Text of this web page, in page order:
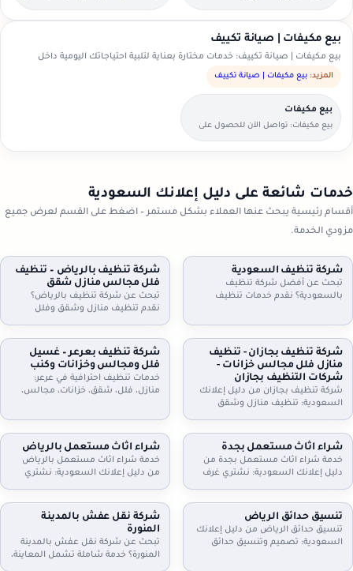
لتسهيل اختيار مقدم الخدمة.
بخطوات بسيطة وواضحة.
بيع مكيفات | صيانة تكييف
بيع مكيفات | صيانة تكييف: خدمات مختارة بعناية لتلبية احتياجاتك اليومية داخل
السعودية.
المزيد: بيع مكيفات | صيانة تكييف
بيع مكيفات
بيع مكيفات: تواصل الآن للحصول على
عرض سعر مناسب.
خدمات شائعة على دليل إعلانك السعودية
أقسام رئيسية يبحث عنها العملاء بشكل مستمر – اضغط على القسم لعرض جميع
مزودي الخدمة.
شركة تنظيف السعودية
تبحث عن أفضل شركة تنظيف
بالسعودية؟ نقدم خدمات تنظيف
تنافسية. اطلب خدمتك الآن!
شركة تنظيف بالرياض – تنظيف
فلل مجالس منازل شقق
تبحث عن شركة تنظيف بالرياض؟
نقدم تنظيف منازل وشقق وفلل
وعقود دورية للمنازل والمكاتب. اطلب
تقييمًا مجانيًا وتفاصيل السعر حسب
المساحة والخدمة.
شركة تنظيف بجازان - تنظيف
منازل فلل مجالس خزانات -
شركات التنظيف بجازان
شركة تنظيف بجازان من دليل إعلانك
السعودية: تنظيف منازل وشقق
وتعقيم الخزانات. خدمة مرنة وزيارات
دورية وعقود للمنشآت. اتصل الآن
لحجز الموعد.
شركة تنظيف بعرعر – غسيل
فلل ومجالس وخزانات وكنب
خدمات تنظيف احترافية في عرعر:
منازل، فلل، شقق، خزانات، مجالس،
شراء اثاث مستعمل بجدة
خدمة شراء اثاث مستعمل بجدة من
دليل إعلانك السعودية: نشتري غرف
وتقييم عادل، فك ونقل سريع،
واستلام فوري. تواصل الآن لتحديد
الموعد.
شراء اثاث مستعمل بالرياض
خدمة شراء اثاث مستعمل بالرياض
من دليل إعلانك السعودية: نشتري
مكاتب، ومحتويات شقق وفلل كاملة.
معاينة وتقييم عادل، فك ونقل،
واستلام سريع. تواصل الآن.
تنسيق حدائق الرياض
تنسيق حدائق الرياض من دليل إعلانك
السعودية: تصميم وتنسيق حدائق
شركة نقل عفش بالمدينة
المنورة
تبحث عن شركة نقل عفش بالمدينة
المنورة؟ خدمة شاملة تشمل المعاينة،